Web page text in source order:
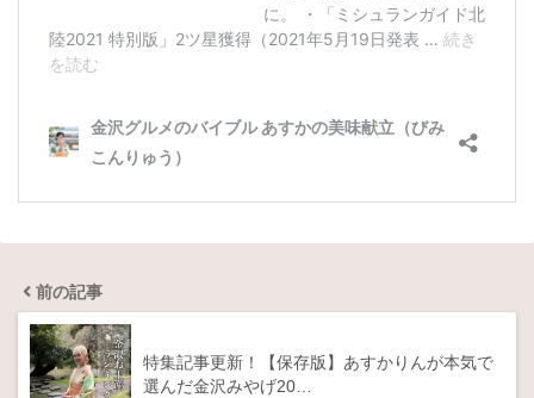
前の記事
特集記事更新！【保存版】あすかりんが本気で
選んだ金沢みやげ20…